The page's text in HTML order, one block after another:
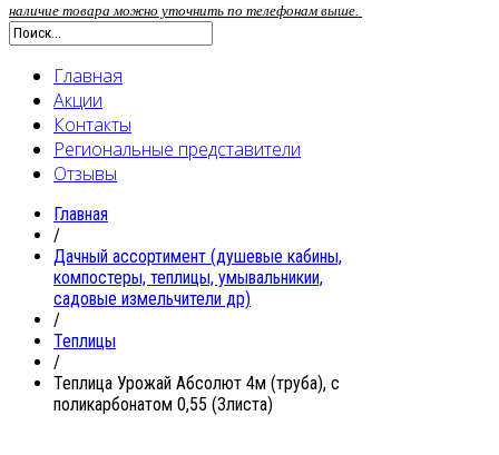
наличие товара можно уточнить по телефонам выше.
Главная
Акции
Контакты
Региональные представители
Отзывы
Главная
/
Дачный ассортимент (душевые кабины,
компостеры, теплицы, умывальникии,
садовые измельчители др)
/
Теплицы
/
Теплица Урожай Абсолют 4м (труба), с
поликарбонатом 0,55 (3листа)